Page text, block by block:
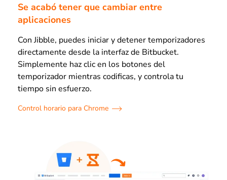
Se acabó tener que cambiar entre
aplicaciones
Con Jibble, puedes iniciar y detener temporizadores
directamente desde la interfaz de Bitbucket.
Simplemente haz clic en los botones del
temporizador mientras codificas, y controla tu
tiempo sin esfuerzo.
Control horario para Chrome